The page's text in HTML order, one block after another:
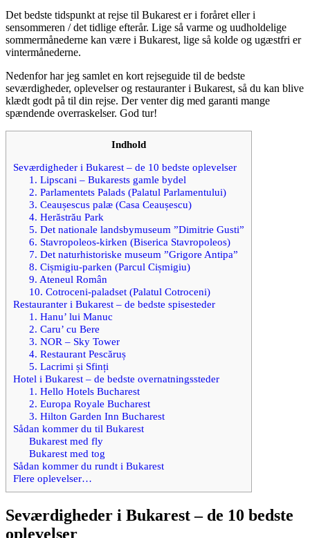
Det bedste tidspunkt at rejse til Bukarest er i foråret eller i
sensommeren / det tidlige efterår. Lige så varme og uudholdelige
sommermånederne kan være i Bukarest, lige så kolde og ugæstfri er
vintermånederne.
Nedenfor har jeg samlet en kort rejseguide til de bedste
seværdigheder, oplevelser og restauranter i Bukarest, så du kan blive
klædt godt på til din rejse. Der venter dig med garanti mange
spændende overraskelser. God tur!
Indhold
Seværdigheder i Bukarest – de 10 bedste oplevelser
1. Lipscani – Bukarests gamle bydel
2. Parlamentets Palads (Palatul Parlamentului)
3. Ceaușescus palæ (Casa Ceaușescu)
4. Herăstrău Park
5. Det nationale landsbymuseum ”Dimitrie Gusti”
6. Stavropoleos-kirken (Biserica Stavropoleos)
7. Det naturhistoriske museum ”Grigore Antipa”
8. Cișmigiu-parken (Parcul Cișmigiu)
9. Ateneul Român
10. Cotroceni-paladset (Palatul Cotroceni)
Restauranter i Bukarest – de bedste spisesteder
1. Hanu’ lui Manuc
2. Caru’ cu Bere
3. NOR – Sky Tower
4. Restaurant Pescăruș
5. Lacrimi și Sfinți
Hotel i Bukarest – de bedste overnatningssteder
1. Hello Hotels Bucharest
2. Europa Royale Bucharest
3. Hilton Garden Inn Bucharest
Sådan kommer du til Bukarest
Bukarest med fly
Bukarest med tog
Sådan kommer du rundt i Bukarest
Flere oplevelser…
Seværdigheder i Bukarest – de 10 bedste
oplevelser